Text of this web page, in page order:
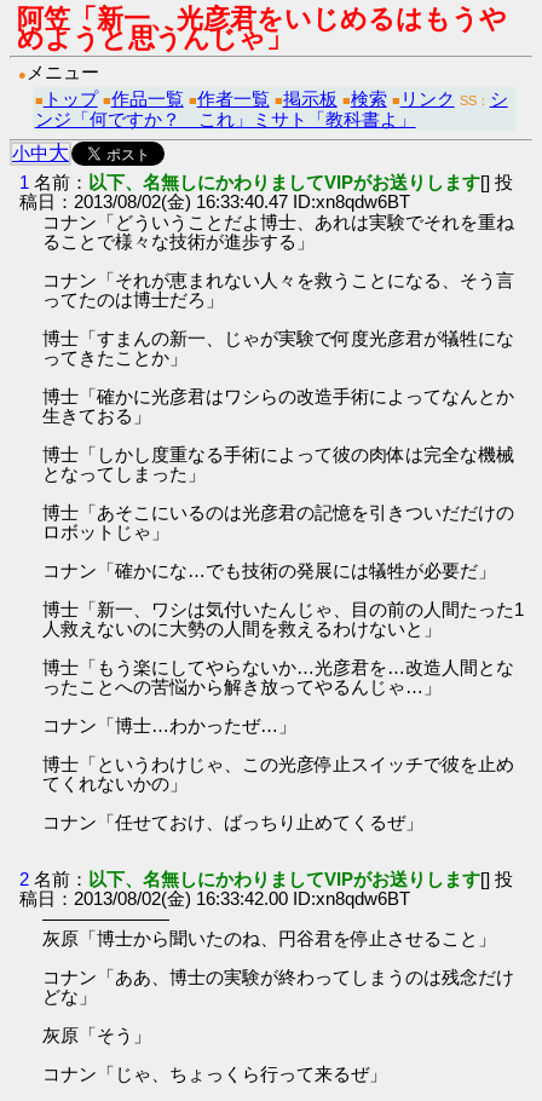
阿笠「新一、光彦君をいじめるはもうや
めようと思うんじゃ」
● メニュー
■ トップ ■作品一覧 ■作者一覧 ■掲示板 ■検索 ■ リンク SS： シ
ンジ「何ですか？ これ」ミサト「教科書よ」
小中大
1 名前： 以下、名無しにかわりましてVIPがお送りします[] 投
稿日：2013/08/02(金) 16:33:40.47 ID:xn8qdw6BT
コナン「どういうことだよ博士、あれは実験でそれを重ね
ることで様々な技術が進歩する」
コナン「それが恵まれない人々を救うことになる、そう言
ってたのは博士だろ」
博士「すまんの新一、じゃが実験で何度光彦君が犠牲にな
ってきたことか」
博士「確かに光彦君はワシらの改造手術によってなんとか
生きておる」
博士「しかし度重なる手術によって彼の肉体は完全な機械
となってしまった」
博士「あそこにいるのは光彦君の記憶を引きついだだけの
ロボットじゃ」
コナン「確かにな…でも技術の発展には犠牲が必要だ」
博士「新一、ワシは気付いたんじゃ、目の前の人間たった1
人救えないのに大勢の人間を救えるわけないと」
博士「もう楽にしてやらないか…光彦君を…改造人間とな
ったことへの苦悩から解き放ってやるんじゃ…」
コナン「博士…わかったぜ…」
博士「というわけじゃ、この光彦停止スイッチで彼を止め
てくれないかの」
コナン「任せておけ、ばっちり止めてくるぜ」
2 名前： 以下、名無しにかわりましてVIPがお送りします[] 投
稿日：2013/08/02(金) 16:33:42.00 ID:xn8qdw6BT
―――――――
灰原「博士から聞いたのね、円谷君を停止させること」
コナン「ああ、博士の実験が終わってしまうのは残念だけ
どな」
灰原「そう」
コナン「じゃ、ちょっくら行って来るぜ」